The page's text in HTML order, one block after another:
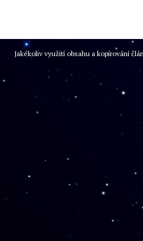
Jakékoliv využití obsahu a kopírování